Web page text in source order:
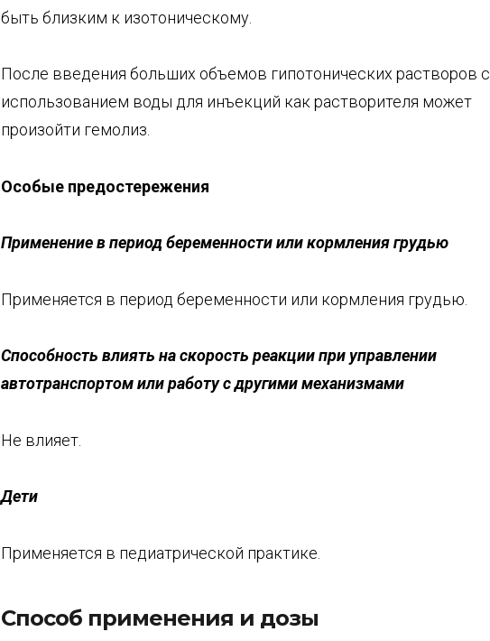
быть близким к изотоническому.
После введения больших объемов гипотонических растворов с
использованием воды для инъекций как растворителя может
произойти гемолиз.
Особые предостережения
Применение в период беременности или кормления грудью
Применяется в период беременности или кормления грудью.
Способность влиять на скорость реакции при управлении
автотранспортом или работу с другими механизмами
Не влияет.
Дети
Применяется в педиатрической практике.
Способ применения и дозы